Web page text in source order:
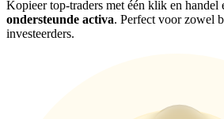
Kopieer top-traders met één klik en handel
ondersteunde activa. Perfect voor zowel
investeerders.